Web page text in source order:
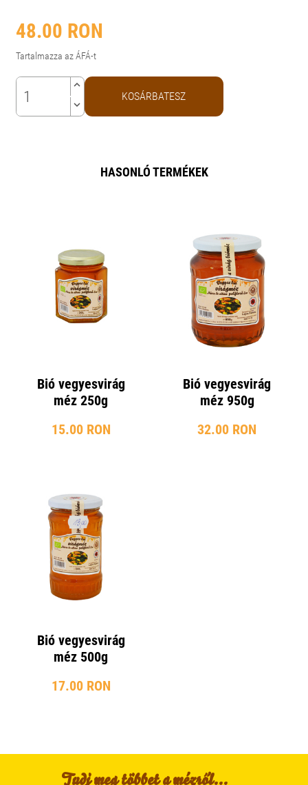
48.00 RON
Tartalmazza az ÁFÁ-t
keyboard_arrow_up
keyboard_arrow_down
KOSÁRBATESZ
HASONLÓ TERMÉKEK
Bió vegyesvirág
méz 250g
15.00 RON
Bió vegyesvirág
méz 950g
32.00 RON
Bió vegyesvirág
méz 500g
17.00 RON
Tudj meg többet a mézről...